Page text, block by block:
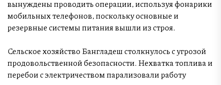
вынуждены проводить операции, используя фонарики
мобильных телефонов, поскольку основные и
резервные системы питания вышли из строя.
Сельское хозяйство Бангладеш столкнулось с угрозой
продовольственной безопасности. Нехватка топлива и
перебои с электричеством парализовали работу